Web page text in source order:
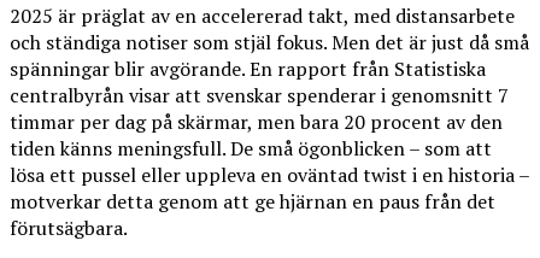
2025 är präglat av en accelererad takt, med distansarbete
och ständiga notiser som stjäl fokus. Men det är just då små
spänningar blir avgörande. En rapport från Statistiska
centralbyrån visar att svenskar spenderar i genomsnitt 7
timmar per dag på skärmar, men bara 20 procent av den
tiden känns meningsfull. De små ögonblicken – som att
lösa ett pussel eller uppleva en oväntad twist i en historia –
motverkar detta genom att ge hjärnan en paus från det
förutsägbara.